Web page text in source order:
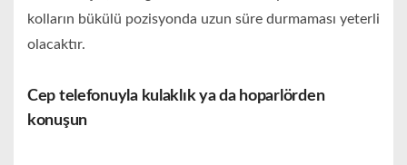
kolların bükülü pozisyonda uzun süre durmaması yeterli
olacaktır.
Cep telefonuyla kulaklık ya da hoparlörden
konuşun